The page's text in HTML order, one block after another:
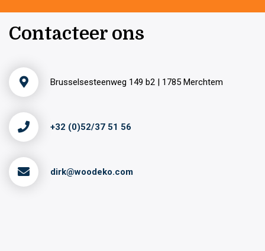
Contacteer ons
Brusselsesteenweg 149 b2 | 1785 Merchtem
+32 (0)52/37 51 56
dirk@woodeko.com